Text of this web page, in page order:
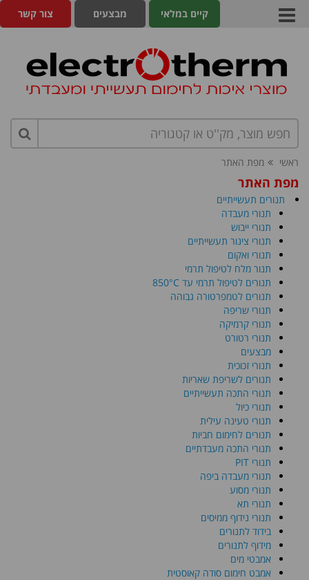
צור קשר מבצעים קיים במלאי
ראשי מפת האתר
מפת האתר
תנורים תעשייתיים
תנורי מעבדה
תנורי ייבוש
תנורי צינור תעשייתיים
תנורי ואקום
תנור מלח לטיפול תרמי
תנורים לטיפול תרמי עד 850°C
תנורים לטמפרטורה גבוהה
תנורי שריפה
תנורי קרמיקה
תנורי רטורט
מבצעים
תנורי זכוכית
תנורים לשריפת שאריות
תנורי התכה תעשייתיים
תנורי כיול
תנורי טעינה עילית
תנורים לחימום חביות
תנורי התכה מעבדתיים
תנורי PIT
תנורי מעבדה ביפה
תנורי מסוע
תנורי תא
תנורי נידוף ממיסים
בידוד לתנורים
מידוף לתנורים
אמבטי מים
אמבט חימום סודה קאוסטית